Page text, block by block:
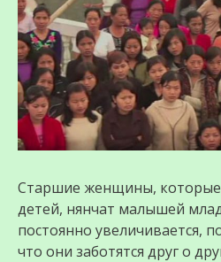
Старшие женщины, которые
детей, нянчат малышей
постоянно увеличивается,
что они заботятся друг о